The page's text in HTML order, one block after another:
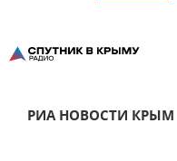
РИА НОВОСТИ КРЫМ